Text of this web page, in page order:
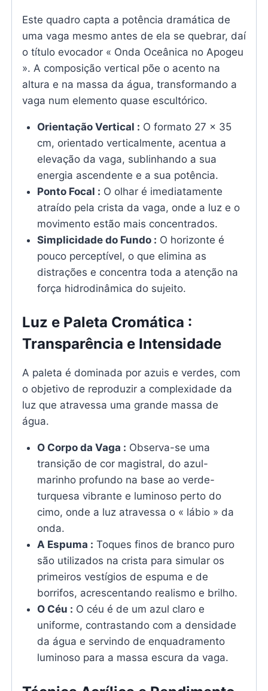
Este quadro capta a potência dramática de
uma vaga mesmo antes de ela se quebrar, daí
o título evocador « Onda Oceânica no Apogeu
». A composição vertical põe o acento na
altura e na massa da água, transformando a
vaga num elemento quase escultórico.
Orientação Vertical : O formato 27 x 35
cm, orientado verticalmente, acentua a
elevação da vaga, sublinhando a sua
energia ascendente e a sua potência.
Ponto Focal : O olhar é imediatamente
atraído pela crista da vaga, onde a luz e o
movimento estão mais concentrados.
Simplicidade do Fundo : O horizonte é
pouco perceptível, o que elimina as
distrações e concentra toda a atenção na
força hidrodinâmica do sujeito.
Luz e Paleta Cromática :
Transparência e Intensidade
A paleta é dominada por azuis e verdes, com
o objetivo de reproduzir a complexidade da
luz que atravessa uma grande massa de
água.
O Corpo da Vaga : Observa-se uma
transição de cor magistral, do azul-
marinho profundo na base ao verde-
turquesa vibrante e luminoso perto do
cimo, onde a luz atravessa o « lábio » da
onda.
A Espuma : Toques finos de branco puro
são utilizados na crista para simular os
primeiros vestígios de espuma e de
borrifos, acrescentando realismo e brilho.
O Céu : O céu é de um azul claro e
uniforme, contrastando com a densidade
da água e servindo de enquadramento
luminoso para a massa escura da vaga.